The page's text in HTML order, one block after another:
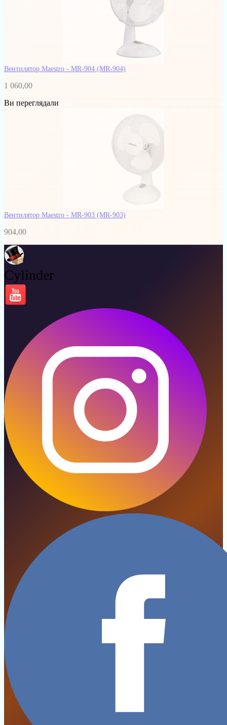
Вентилятор Maestro - MR-904 (MR-904)
1 060,00
Ви переглядали
Вентилятор Maestro - MR-903 (MR-903)
904,00
Cylinder